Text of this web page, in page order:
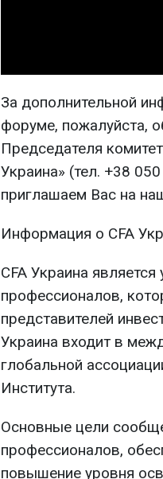
За дополнительной
форуме, пожалуйста,
Председателя
Украина» (тел. +38
приглашаем Вас на
Информация о CFA
CFA Украина
профессионалов,
представителей
Украина входит в
глобальной
Института.
Основные цели
профессионалов,
повышение уровня